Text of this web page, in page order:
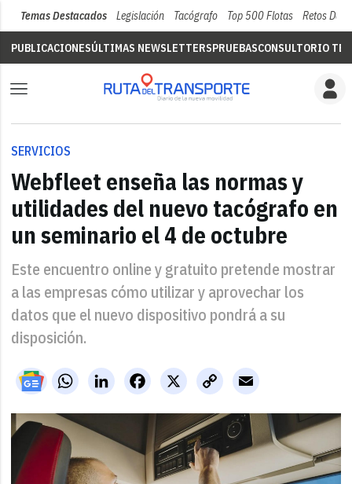
Temas Destacados Legislación Tacógrafo Top 500 Flotas Retos Del
PUBLICACIONESÚLTIMAS NEWSLETTERSPRUEBASCONSULTORIO
SERVICIOS
Webfleet enseña las normas y
utilidades del nuevo tacógrafo en
un seminario el 4 de octubre
Este encuentro online y gratuito pretende mostrar
a las empresas cómo utilizar y aprovechar los
datos que el nuevo dispositivo pondrá a su
disposición.
WhatsAppLinkedIn X
Facebook
Copy
Link
Email